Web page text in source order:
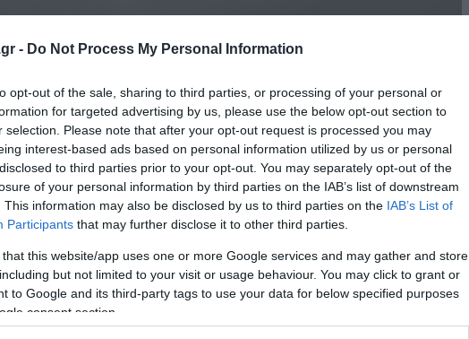
- Do Not Process My Personal Information
opt-out of the sale, sharing to third parties, or processing of your personal or
for targeted advertising by us, please use the below opt-out section to
selection. Please note that after your opt-out request is processed you may
interest-based ads based on personal information utilized by us or personal
to third parties prior to your opt-out. You may separately opt-out of the
of your personal information by third parties on the IAB’s list of downstream
This information may also be disclosed by us to third parties on the IAB’s List of
Participants that may further disclose it to other third parties.
that this website/app uses one or more Google services and may gather and store
but not limited to your visit or usage behaviour. You may click to grant or
to Google and its third-party tags to use your data for below specified purposes
consent section.